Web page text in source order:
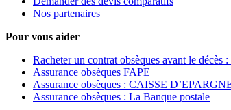
Nos partenaires
Pour vous aider
Racheter un contrat obsèques avant le décès
Assurance obsèques FAPE
Assurance obsèques : CAISSE
Assurance obsèques : La Banque postale